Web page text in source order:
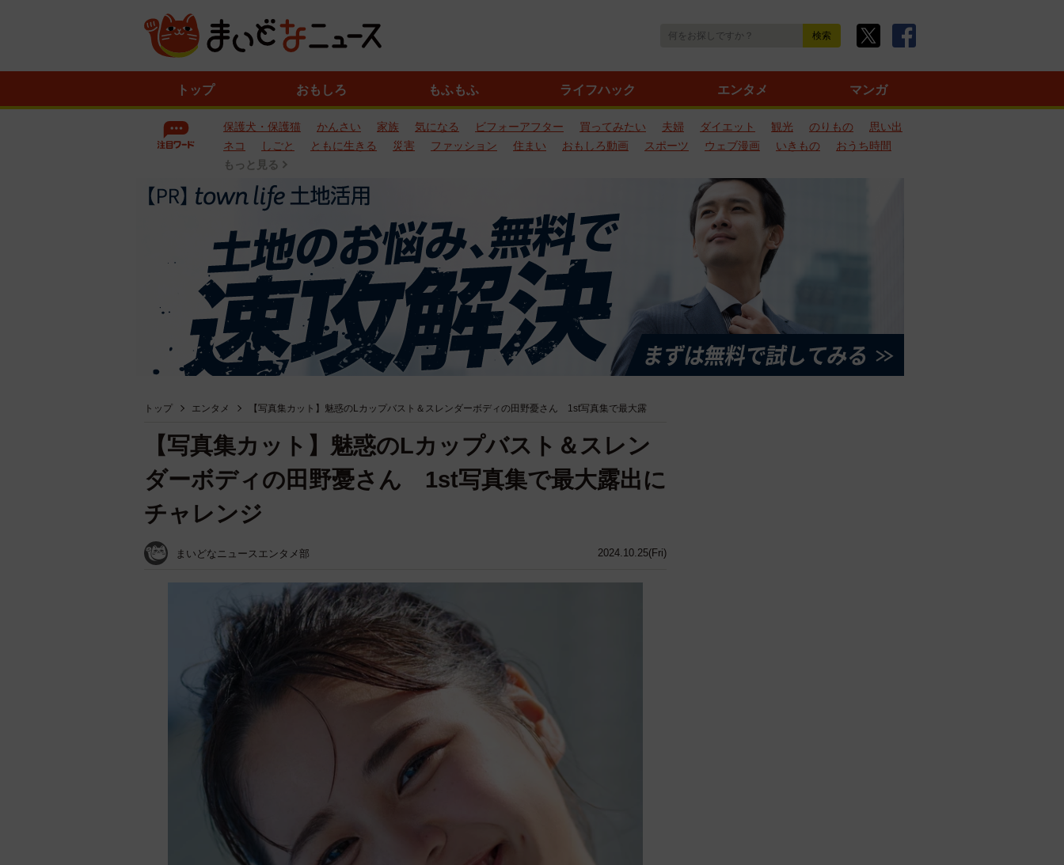
トップ おもしろ もふもふ ライフハック エンタメ マンガ
保護犬・保護猫 かんさい 家族 気になる ビフォーアフター 買ってみたい 夫婦 ダイエット 観光 のりもの
思い出
ネコ
しごと ともに生きる 災害 ファッション 住まい おもしろ動画 スポーツ ウェブ漫画 いきもの
おうち時間
もっと見る
トップ エンタメ 【写真集カット】魅惑のLカップバスト＆スレンダーボディの田野憂さん 1st写真集で最大露
2024.10.25(Fri)
【写真集カット】魅惑のLカップバスト＆スレン
ダーボディの田野憂さん 1st写真集で最大露出に
チャレンジ
まいどなニュースエンタメ部